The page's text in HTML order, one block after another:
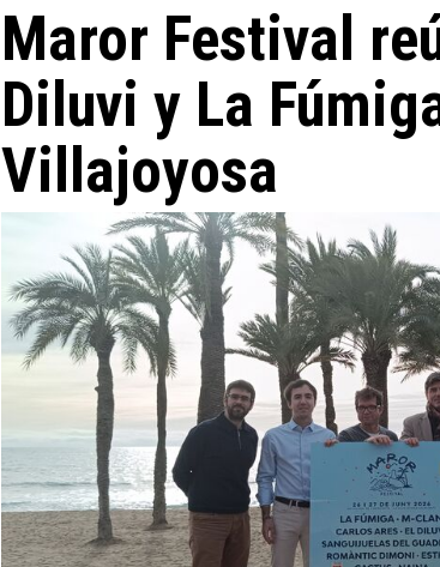
Maror Festival
Diluvi y La
Villajoyosa